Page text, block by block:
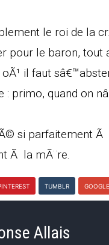
le roi de la
pour le baron, tout
il faut
primo, quand on
si parfaitement
Ã la mÃ¨re.
TUMBLR GOOGLE
Allais